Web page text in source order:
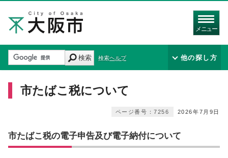
メニュー
検索 検索ヘルプ 他の探し方
市たばこ税について
2026年7月9日
ページ番号：7256
市たばこ税の電子申告及び電子納付について